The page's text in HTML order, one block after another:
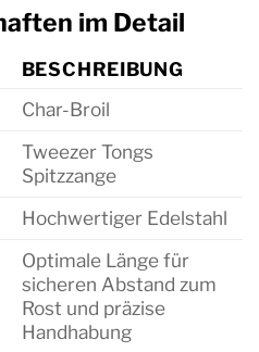
im Detail
BESCHREIBUNG
Char-Broil
Tweezer Tongs
Spitzzange
Hochwertiger Edelstahl
Optimale Länge für
sicheren Abstand zum
Rost und präzise
Handhabung